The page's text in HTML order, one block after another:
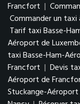
Francfort |
Commander un taxi
Tarif taxi Basse-
Aéroport de
taxi Basse-Ham-
Francfort | Devis
Aéroport de
Stuckange-